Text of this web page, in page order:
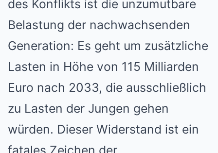
des Konflikts ist die unzumutbare
Belastung der nachwachsenden
Generation: Es geht um zusätzliche
Lasten in Höhe von 115 Milliarden
Euro nach 2033, die ausschließlich
zu Lasten der Jungen gehen
würden. Dieser Widerstand ist ein
fatales Zeichen der